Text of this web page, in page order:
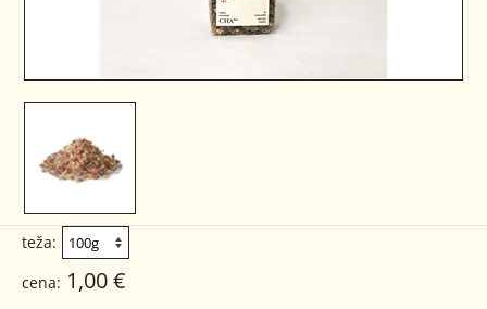
teža:
cena: 1,00 €